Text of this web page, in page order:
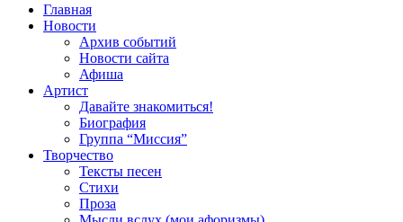
Главная
Новости
Архив событий
Новости сайта
Афиша
Артист
Давайте знакомиться!
Биография
Группа “Миссия”
Творчество
Тексты песен
Стихи
Проза